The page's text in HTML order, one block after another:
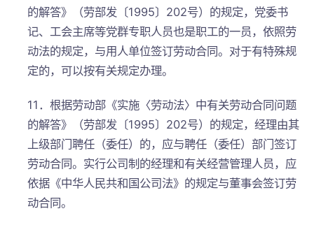
的解答》（劳部发〔1995〕202号）的规定，党委书
记、工会主席等党群专职人员也是职工的一员，依照劳
动法的规定，与用人单位签订劳动合同。对于有特殊规
定的，可以按有关规定办理。
11．根据劳动部《实施〈劳动法〉中有关劳动合同问题
的解答》（劳部发〔1995〕202号）的规定，经理由其
上级部门聘任（委任）的，应与聘任（委任）部门签订
劳动合同。实行公司制的经理和有关经营管理人员，应
依据《中华人民共和国公司法》的规定与董事会签订劳
动合同。